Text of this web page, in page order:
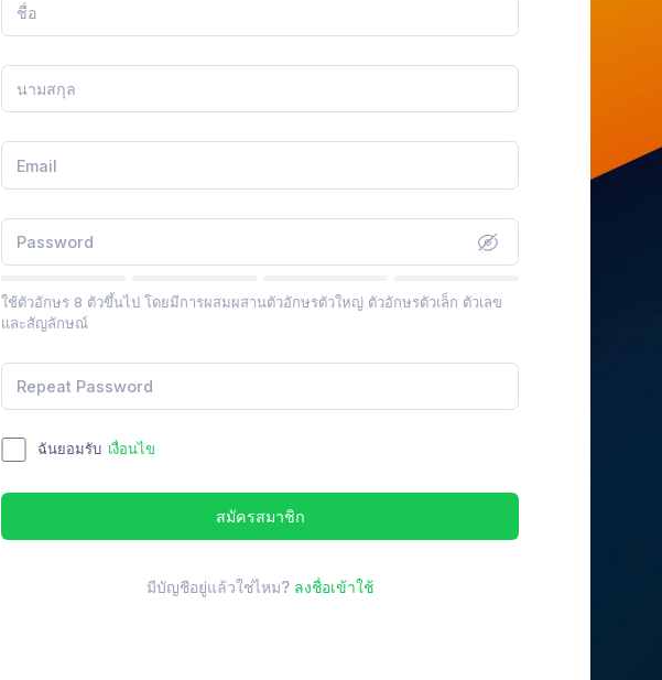
ใช้ตัวอักษร 8 ตัวขึ้นไป โดยมีการผสมผสานตัวอักษรตัวใหญ่ ตัวอักษรตัวเล็ก ตัวเลข
และสัญลักษณ์
ฉันยอมรับ เงื่อนไข
สมัครสมาชิก
มีบัญชีอยู่แล้วใช่ไหม? ลงชื่อเข้าใช้